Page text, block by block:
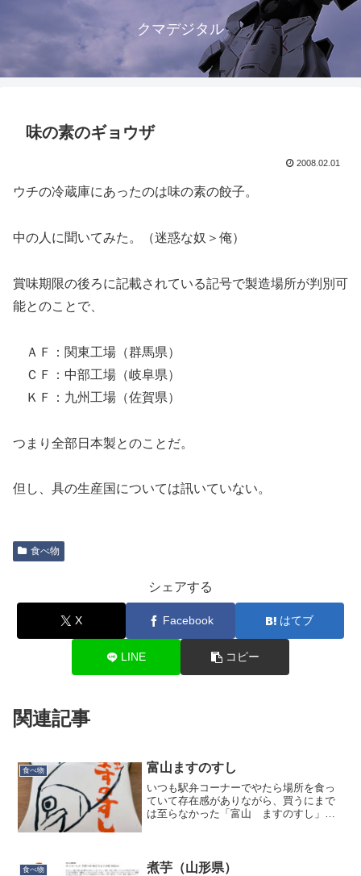
クマデジタル
味の素のギョウザ
2008.02.01
ウチの冷蔵庫にあったのは味の素の餃子。
中の人に聞いてみた。（迷惑な奴＞俺）
賞味期限の後ろに記載されている記号で製造場所が判別可
能とのことで、
ＡＦ：関東工場（群馬県）
ＣＦ：中部工場（岐阜県）
ＫＦ：九州工場（佐賀県）
つまり全部日本製とのことだ。
但し、具の生産国については訊いていない。
食べ物
シェアする
X Facebook はてブ
LINE コピー
関連記事
食べ物 富山ますのすし
いつも駅弁コーナーでやたら場所を食っ
ていて存在感がありながら、買うにまで
は至らなかった「富山 ますのすし」を
いはここ...
食べ物 煮芋（山形県）